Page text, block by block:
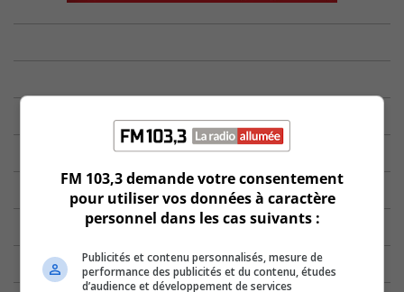
FM 103,3 demande votre consentement
pour utiliser vos données à caractère
personnel dans les cas suivants :
Publicités et contenu personnalisés, mesure de
performance des publicités et du contenu, études
d’audience et développement de services